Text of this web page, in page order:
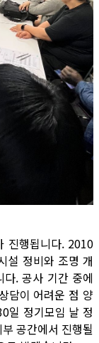
진행됩니다. 2010
설 정비와 조명 개
. 공사 기간 중에
담이 어려운 점 양
일 정기모임 날 정
공간에서 진행될